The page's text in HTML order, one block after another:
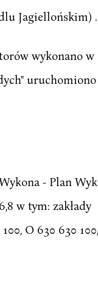
Jagiellońskim) .
wykonano w
uruchomiono
- Plan
w tym: zakłady
O 630 630